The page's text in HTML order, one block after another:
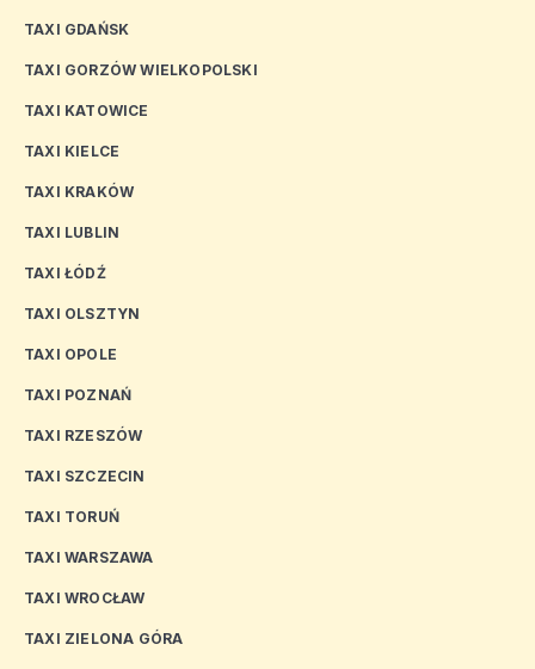
TAXI GDAŃSK
TAXI GORZÓW WIELKOPOLSKI
TAXI KATOWICE
TAXI KIELCE
TAXI KRAKÓW
TAXI LUBLIN
TAXI ŁÓDŹ
TAXI OLSZTYN
TAXI OPOLE
TAXI POZNAŃ
TAXI RZESZÓW
TAXI SZCZECIN
TAXI TORUŃ
TAXI WARSZAWA
TAXI WROCŁAW
TAXI ZIELONA GÓRA